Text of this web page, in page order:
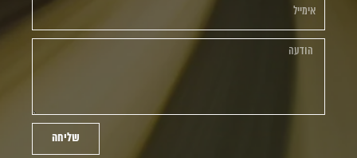
שליחה